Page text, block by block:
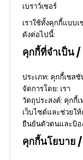
เบราว์เซอร์
เราใช้ทั้งคุกกี้แบบ
ดังต่อไปนี้:
คุกกี้ที่จำเป็น
ประเภท: คุกกี้เซสชั
จัดการโดย: เรา
วัตถุประสงค์: คุกกี้
เว็บไซต์และช่วยใ
ยืนยันตัวตนและป้
คุกกี้นโยบาย